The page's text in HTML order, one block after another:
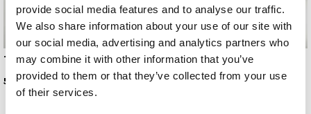
provide social media features and to analyse our traffic.
We also share information about your use of our site with
our social media, advertising and analytics partners who
may combine it with other information that you’ve
provided to them or that they’ve collected from your use
of their services.
JADE
5,00€ 8,00€